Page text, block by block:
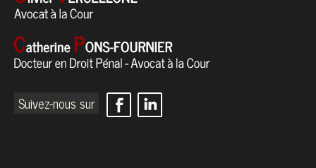
Suivez-nous sur